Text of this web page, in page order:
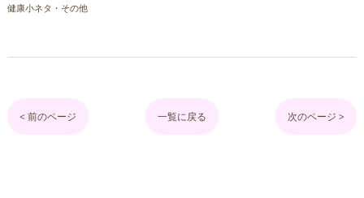
健康小ネタ・その他
< 前のページ 一覧に戻る 次のページ >